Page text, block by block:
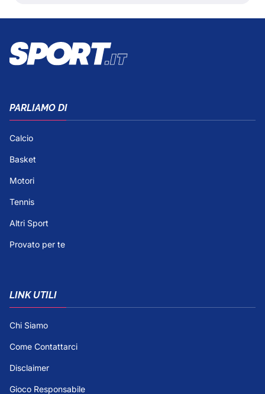
PARLIAMO DI
Calcio
Basket
Motori
Tennis
Altri Sport
Provato per te
LINK UTILI
Chi Siamo
Come Contattarci
Disclaimer
Gioco Responsabile